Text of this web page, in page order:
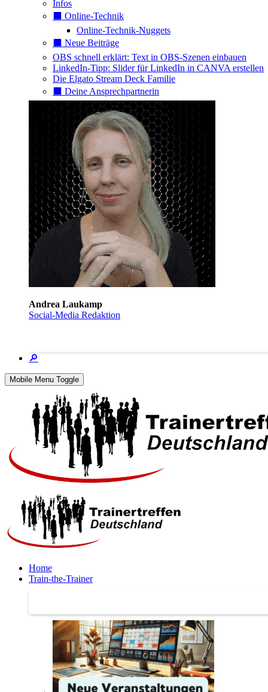
Infos
⬛️ Online-Technik
Online-Technik-Nuggets
⬛️ Neue Beiträge
OBS schnell erklärt: Text in OBS-Szenen einbauen
LinkedIn-Tipp: Slider für LinkedIn in CANVA erstellen
Die Elgato Stream Deck Familie
⬛️ Deine Ansprechpartnerin
Andrea Laukamp
Social-Media Redaktion
🔎
Mobile Menu Toggle
Home
Train-the-Trainer